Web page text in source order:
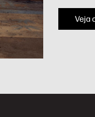
Veja